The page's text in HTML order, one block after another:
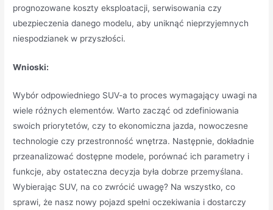
prognozowane koszty eksploatacji, serwisowania czy
ubezpieczenia danego modelu, aby uniknąć nieprzyjemnych
niespodzianek w przyszłości.
Wnioski:
Wybór odpowiedniego SUV-a to proces wymagający uwagi na
wiele różnych elementów. Warto zacząć od zdefiniowania
swoich priorytetów, czy to ekonomiczna jazda, nowoczesne
technologie czy przestronność wnętrza. Następnie, dokładnie
przeanalizować dostępne modele, porównać ich parametry i
funkcje, aby ostateczna decyzja była dobrze przemyślana.
Wybierając SUV, na co zwrócić uwagę? Na wszystko, co
sprawi, że nasz nowy pojazd spełni oczekiwania i dostarczy